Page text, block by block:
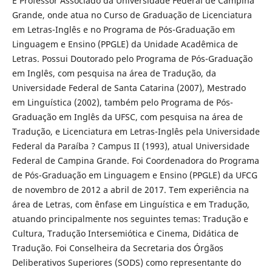
Grande, onde atua no Curso de Graduação de Licenciatura
em Letras-Inglês e no Programa de Pós-Graduação em
Linguagem e Ensino (PPGLE) da Unidade Acadêmica de
Letras. Possui Doutorado pelo Programa de Pós-Graduação
em Inglês, com pesquisa na área de Tradução, da
Universidade Federal de Santa Catarina (2007), Mestrado
em Linguística (2002), também pelo Programa de Pós-
Graduação em Inglês da UFSC, com pesquisa na área de
Tradução, e Licenciatura em Letras-Inglês pela Universidade
Federal da Paraíba ? Campus II (1993), atual Universidade
Federal de Campina Grande. Foi Coordenadora do Programa
de Pós-Graduação em Linguagem e Ensino (PPGLE) da UFCG
de novembro de 2012 a abril de 2017. Tem experiência na
área de Letras, com ênfase em Linguística e em Tradução,
atuando principalmente nos seguintes temas: Tradução e
Cultura, Tradução Intersemiótica e Cinema, Didática de
Tradução. Foi Conselheira da Secretaria dos Órgãos
Deliberativos Superiores (SODS) como representante do